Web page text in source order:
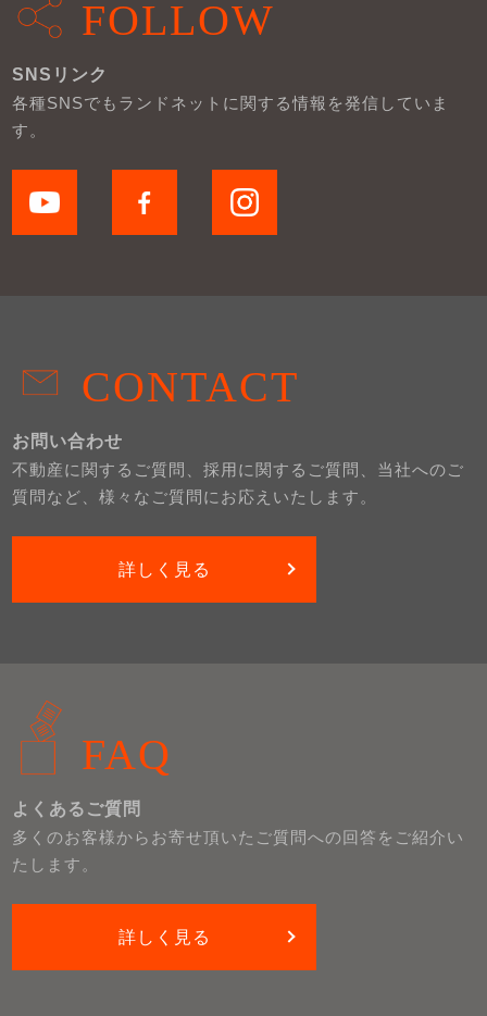
FOLLOW
SNSリンク
各種SNSでもランドネットに関する情報を発信していま
す。
CONTACT
お問い合わせ
不動産に関するご質問、採用に関するご質問、当社へのご
質問など、様々なご質問にお応えいたします。
詳しく見る
FAQ
よくあるご質問
多くのお客様からお寄せ頂いたご質問への回答をご紹介い
たします。
詳しく見る